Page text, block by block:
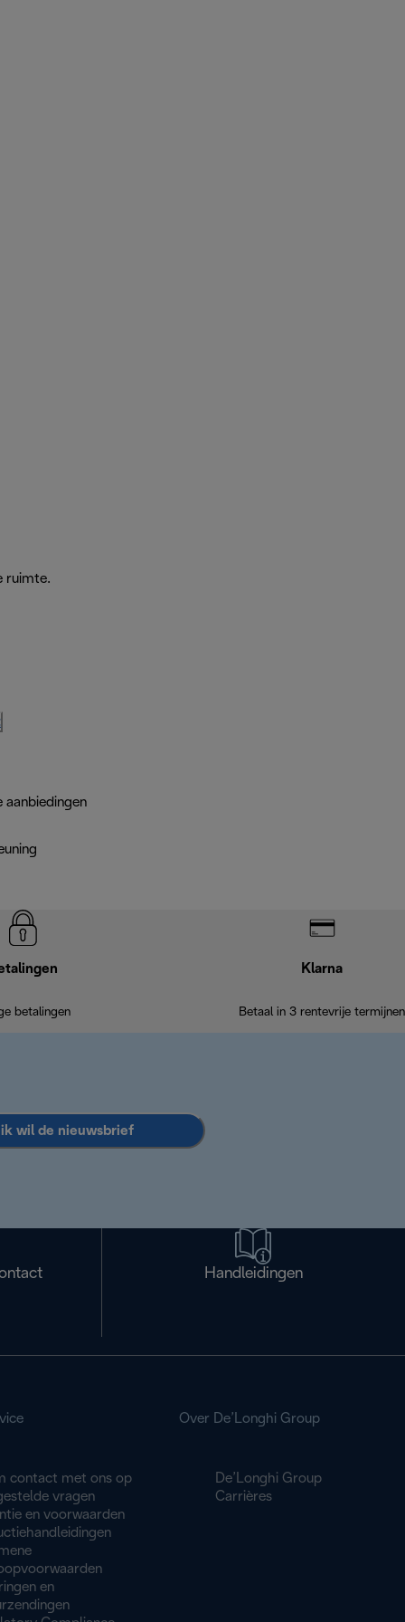
ruimte.
aanbiedingen
betalingen
Klarna
Betaal in 3 rentevrije termijnen
ik wil de nieuwsbrief
Handleidingen
contact met ons op
vragen
en voorwaarden
en
Over De’Longhi Group
De’Longhi Group
Carrières